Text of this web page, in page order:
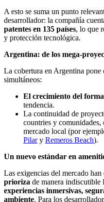
A esto se suma un punto
desarrollador: la compañía
patentes en 135 países, lo que
y protección tecnológica.
Argentina: de los mega-
La cobertura en Argentina
simultáneos:
El crecimiento del
tendencia.
La continuidad de
countries y comunidades,
mercado local (por
Pilary Remeros Beach).
Un nuevo estándar en
Las exigencias del mercado
prioriza de manera indiscutible
experiencias inmersivas,
ambiente. Para los